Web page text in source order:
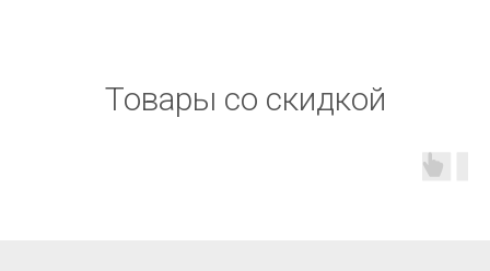
Товары со скидкой